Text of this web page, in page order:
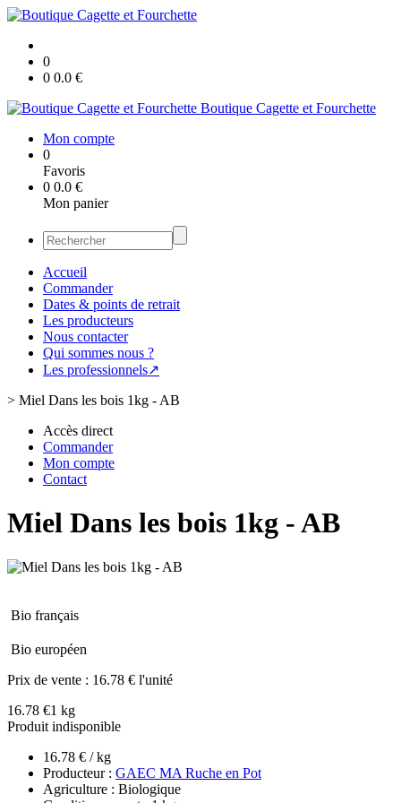
0
0 0.0 €
Boutique Cagette et Fourchette
Mon compte
0
Favoris
0 0.0 €
Mon panier
Accueil
Commander
Dates & points de retrait
Les producteurs
Nous contacter
Qui sommes nous ?
Les professionnels↗
> Miel Dans les bois 1kg - AB
Accès direct
Commander
Mon compte
Contact
Miel Dans les bois 1kg - AB
Bio français
Bio européen
Prix de vente : 16.78 € l'unité
16.78 €1 kg
Produit indisponible
16.78 € / kg
Producteur : GAEC MA Ruche en Pot
Agriculture : Biologique